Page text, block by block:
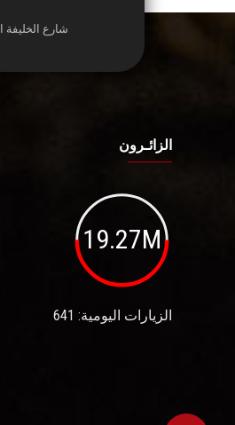
شارع الخليفة
الزائـرون
19.27M
الزيارات اليومية: 641